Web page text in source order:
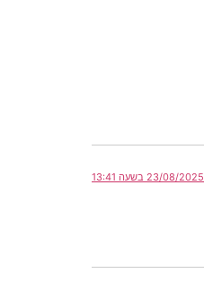
23/08/2025 בשעה 13:41